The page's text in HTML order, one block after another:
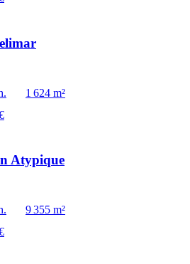
1 624 m²
Atypique
9 355 m²